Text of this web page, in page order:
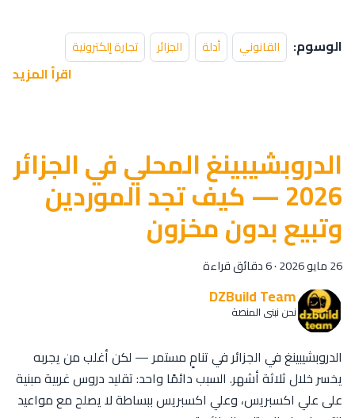
الوسوم: القانوني أدلة الجزائر تجارة إلكترونية
اقرأ المزيد
الدروبشيبينغ المحلي في الجزائر
2026 — كيف تجد الموردين
وتبيع بدون مخزون
26 مايو 2026 ·6 دقائق قراءة
DZBuild Team
نحن نبني المنصة
الدروبشيبينغ في الجزائر في تنامٍ مستمر — لكن أغلب من يجربه
يخسر خلال ثلاثة أشهر. السبب دائمًا واحد: تقليد دروس غربية مبنية
على علي اكسبريس، وعلي اكسبريس ببساطة لا يصلح مع مواعيد